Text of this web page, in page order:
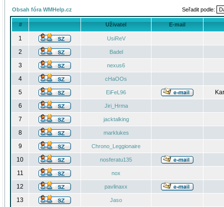
Obsah fóra WMHelp.cz Seřadit podle:
# Uživatel E-mail
1 UsiReV
2 Badel
3 nexus6
4 cHaOOs
5 EiFeL96
6
Jiri_Hrma
7 jacktalking
8 marklukes
9 Chrono_Leggionaire
10 nosferatu135
11 nox
12 pavlinaxx
13 Jaso